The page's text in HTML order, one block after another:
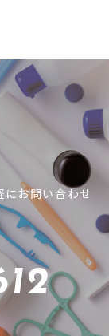
にお問い合わせ